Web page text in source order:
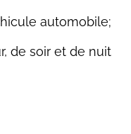
automobile;
de soir et de nuit